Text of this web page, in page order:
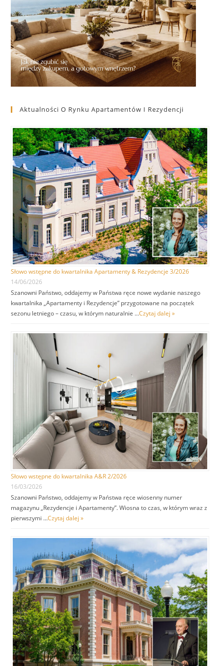
Aktualności O Rynku Apartamentów I Rezydencji
Słowo wstępne do kwartalnika Apartamenty & Rezydencje 3/2026
14/06/2026
Szanowni Państwo, oddajemy w Państwa ręce nowe wydanie naszego
kwartalnika „Apartamenty i Rezydencje” przygotowane na początek
sezonu letniego – czasu, w którym naturalnie …Czytaj dalej »
Słowo wstępne do kwartalnika A&R 2/2026
16/03/2026
Szanowni Państwo, oddajemy w Państwa ręce wiosenny numer
magazynu „Rezydencje i Apartamenty”. Wiosna to czas, w którym wraz z
pierwszymi …Czytaj dalej »